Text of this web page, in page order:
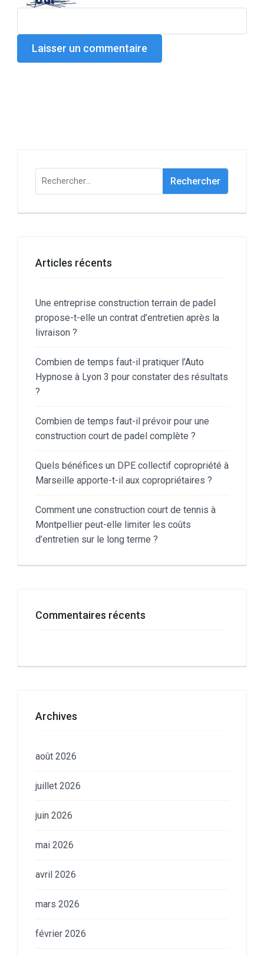
Rechercher :
Articles récents
Une entreprise construction terrain de padel
propose-t-elle un contrat d’entretien après la
livraison ?
Combien de temps faut-il pratiquer l’Auto
Hypnose à Lyon 3 pour constater des résultats
?
Combien de temps faut-il prévoir pour une
construction court de padel complète ?
Quels bénéfices un DPE collectif copropriété à
Marseille apporte-t-il aux copropriétaires ?
Comment une construction court de tennis à
Montpellier peut-elle limiter les coûts
d’entretien sur le long terme ?
Commentaires récents
Archives
août 2026
juillet 2026
juin 2026
mai 2026
avril 2026
mars 2026
février 2026